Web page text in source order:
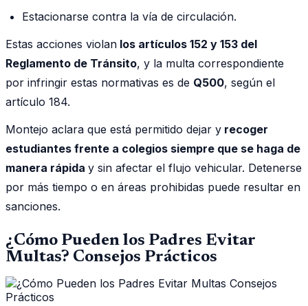
Estacionarse contra la vía de circulación.
Estas acciones violan los artículos 152 y 153 del
Reglamento de Tránsito, y la multa correspondiente
por infringir estas normativas es de Q500, según el
artículo 184.
Montejo aclara que está permitido dejar y recoger
estudiantes frente a colegios siempre que se haga de
manera rápida y sin afectar el flujo vehicular. Detenerse
por más tiempo o en áreas prohibidas puede resultar en
sanciones.
¿Cómo Pueden los Padres Evitar
Multas? Consejos Prácticos